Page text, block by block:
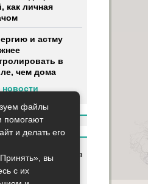
как личная
и астму
в
чем дома
новости
ресурсом вы
на сбор, анализ
персональных
Правилам
файлы
помогают
и делать его
вы
с их